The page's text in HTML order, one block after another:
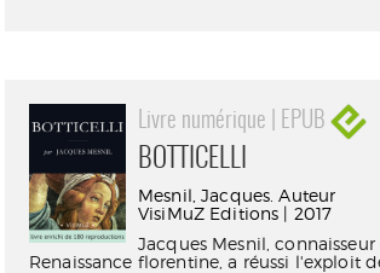
Livre numérique | EPUB
BOTTICELLI
Mesnil, Jacques. Auteur
VisiMuZ Editions | 2017
Jacques Mesnil,
Renaissance florentine, a réussi l'exploit